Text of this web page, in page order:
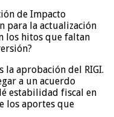
de Impacto
para la actualización
los hitos que faltan
la aprobación del RIGI.
a un acuerdo
estabilidad fiscal en
los aportes que